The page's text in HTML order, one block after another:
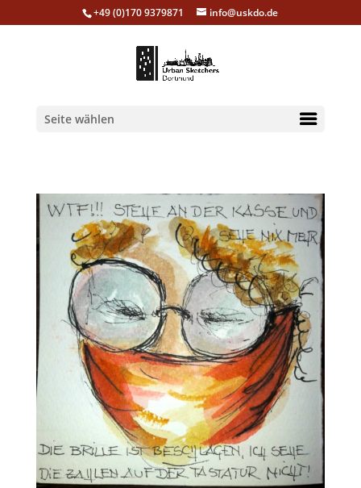
+49 (0)170 9379871 info@uskdo.de
Seite wählen